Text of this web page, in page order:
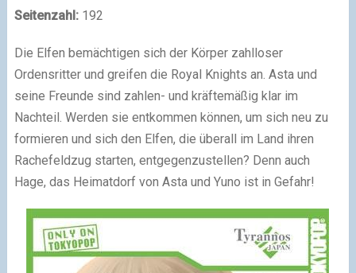
Seitenzahl:192
Die Elfen bemächtigen sich der Körper zahlloser
Ordensritter und greifen die Royal Knights an. Asta und
seine Freunde sind zahlen- und kräftemäßig klar im
Nachteil. Werden sie entkommen können, um sich neu zu
formieren und sich den Elfen, die überall im Land ihren
Rachefeldzug starten, entgegenzustellen? Denn auch
Hage, das Heimatdorf von Asta und Yuno ist in Gefahr!